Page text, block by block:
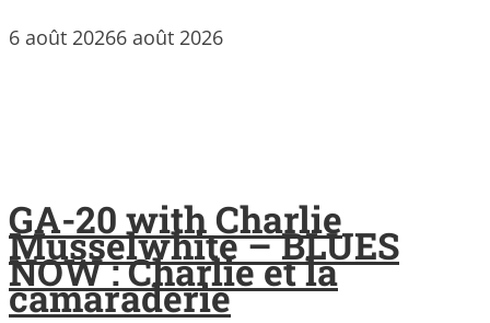
6 août 20266 août 2026
GA-20 with Charlie
Musselwhite – BLUES
NOW : Charlie et la
camaraderie